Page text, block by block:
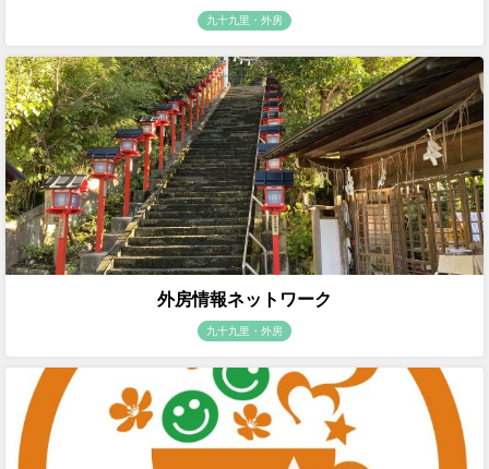
九十九里・外房
外房情報ネットワーク
九十九里・外房